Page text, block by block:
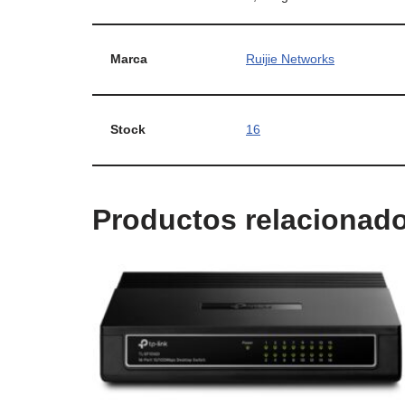
Marca Ruijie Networks
Stock 16
Productos